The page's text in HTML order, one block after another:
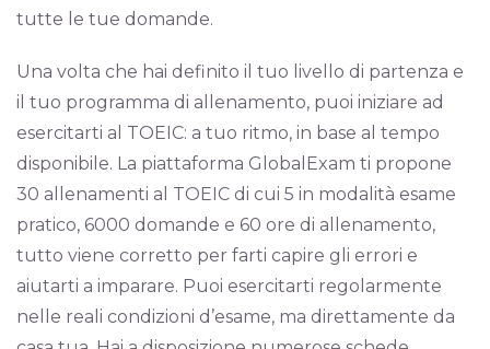
tutte le tue domande.
Una volta che hai definito il tuo livello di partenza e
il tuo programma di allenamento, puoi iniziare ad
esercitarti al TOEIC: a tuo ritmo, in base al tempo
disponibile. La piattaforma GlobalExam ti propone
30 allenamenti al TOEIC di cui 5 in modalità esame
pratico, 6000 domande e 60 ore di allenamento,
tutto viene corretto per farti capire gli errori e
aiutarti a imparare. Puoi esercitarti regolarmente
nelle reali condizioni d’esame, ma direttamente da